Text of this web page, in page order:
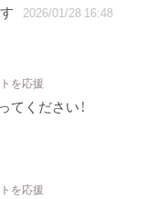
2026/01/28 16:48
を応援
てください！
を応援